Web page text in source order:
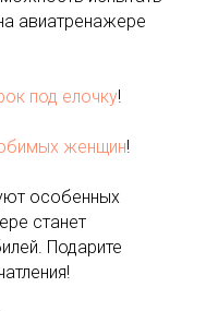
авиатренажере
под елочку!
женщин!
особенных
станет
Подарите